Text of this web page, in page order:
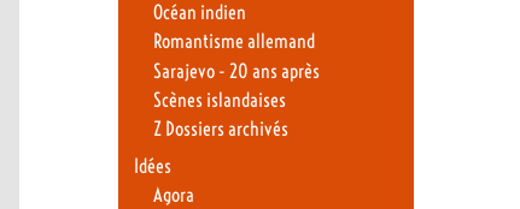
Océan indien
Romantisme allemand
Sarajevo - 20 ans après
Scènes islandaises
Z Dossiers archivés
Idées
Agora